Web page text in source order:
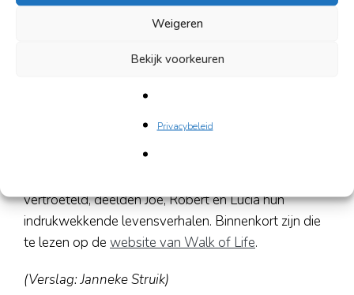
Weigeren
Bekijk voorkeuren
Privacybeleid
zich met het gezoem van pedicureapparaten. De
geur van koffie, chocola, kaas, geurkaarsjes èn een
middag vol aandacht, humor, verhalen en blije
Van eelt tot emotie – alles kwam voorbij tijdens deze
vertroeteld, deelden Joe, Robert en Lucia hun
indrukwekkende levensverhalen. Binnenkort zijn die
te lezen op de website van Walk of Life.
(Verslag: Janneke Struik)